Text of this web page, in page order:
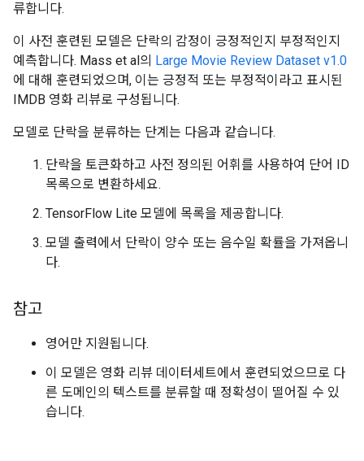
류합니다.
이 사전 훈련된 모델은 단락의 감정이 긍정적인지 부정적인지
예측합니다. Mass et al의 Large Movie Review Dataset v1.0
에 대해 훈련되었으며, 이는 긍정적 또는 부정적이라고 표시된
IMDB 영화 리뷰로 구성됩니다.
모델로 단락을 분류하는 단계는 다음과 같습니다.
단락을 토큰화하고 사전 정의된 어휘를 사용하여 단어 ID
목록으로 변환하세요.
TensorFlow Lite 모델에 목록을 제공합니다.
모델 출력에서 단락이 양수 또는 음수일 확률을 가져옵니
다.
참고
영어만 지원됩니다.
이 모델은 영화 리뷰 데이터세트에서 훈련되었으므로 다
른 도메인의 텍스트를 분류할 때 정확성이 떨어질 수 있
습니다.